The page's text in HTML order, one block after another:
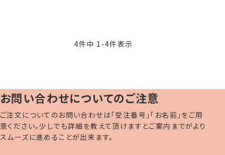
4件中 1 -4件表示
お問い合わせについてのご注意
ご注文についてのお問い合わせは「受注番号」「お名前」をご用
意ください。少しでも詳細を教えて頂けますとご案内までがより
スムーズに進めることが出来ます。